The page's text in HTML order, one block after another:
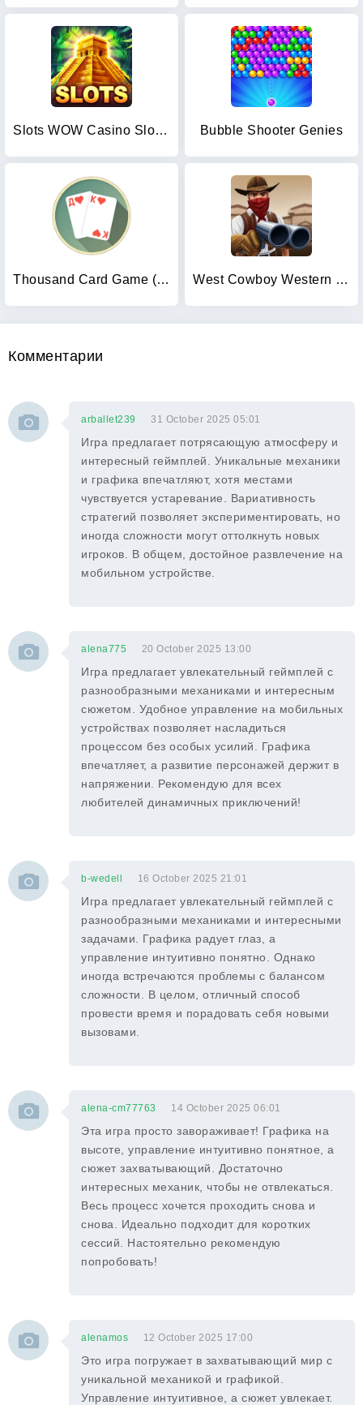
Slots WOW Casino Slot Machine Bubble Shooter Genies
Thousand Card Game (1000) West Cowboy Western Polygon
Комментарии
arballet239 31 October 2025 05:01
Игра предлагает потрясающую атмосферу и
интересный геймплей. Уникальные механики
и графика впечатляют, хотя местами
чувствуется устаревание. Вариативность
стратегий позволяет экспериментировать, но
иногда сложности могут оттолкнуть новых
игроков. В общем, достойное развлечение на
мобильном устройстве.
alena775 20 October 2025 13:00
Игра предлагает увлекательный геймплей с
разнообразными механиками и интересным
сюжетом. Удобное управление на мобильных
устройствах позволяет насладиться
процессом без особых усилий. Графика
впечатляет, а развитие персонажей держит в
напряжении. Рекомендую для всех
любителей динамичных приключений!
b-wedell 16 October 2025 21:01
Игра предлагает увлекательный геймплей с
разнообразными механиками и интересными
задачами. Графика радует глаз, а
управление интуитивно понятно. Однако
иногда встречаются проблемы с балансом
сложности. В целом, отличный способ
провести время и порадовать себя новыми
вызовами.
alena-cm77763 14 October 2025 06:01
Эта игра просто завораживает! Графика на
высоте, управление интуитивно понятное, а
сюжет захватывающий. Достаточно
интересных механик, чтобы не отвлекаться.
Весь процесс хочется проходить снова и
снова. Идеально подходит для коротких
сессий. Настоятельно рекомендую
попробовать!
alenamos 12 October 2025 17:00
Это игра погружает в захватывающий мир с
уникальной механикой и графикой.
Управление интуитивное, а сюжет увлекает.